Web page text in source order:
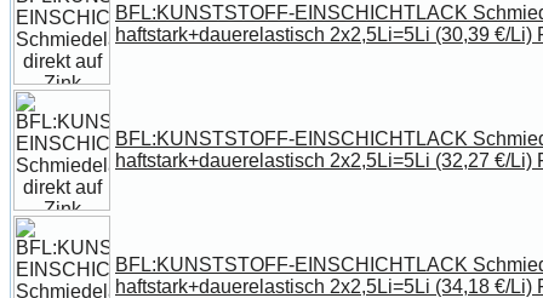
BFL:KUNSTSTOFF-EINSCHICHTLACK
haftstark+dauerelastisch 2x2,5Li=5Li (30,39 €/Li)
BFL:KUNSTSTOFF-EINSCHICHTLACK
haftstark+dauerelastisch 2x2,5Li=5Li (32,27 €/Li)
BFL:KUNSTSTOFF-EINSCHICHTLACK
haftstark+dauerelastisch 2x2,5Li=5Li (34,18 €/Li)